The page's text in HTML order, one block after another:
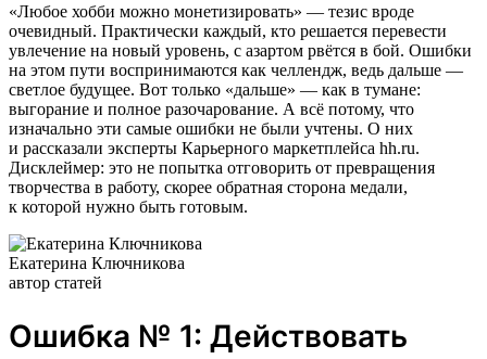
«Любое хобби можно монетизировать» — тезис вроде
очевидный. Практически каждый, кто решается перевести
увлечение на новый уровень, с азартом рвётся в бой. Ошибки
на этом пути воспринимаются как челлендж, ведь дальше —
светлое будущее. Вот только «дальше» — как в тумане:
выгорание и полное разочарование. А всё потому, что
изначально эти самые ошибки не были учтены. О них
и рассказали эксперты Карьерного маркетплейса hh.ru.
Дисклеймер: это не попытка отговорить от превращения
творчества в работу, скорее обратная сторона медали,
к которой нужно быть готовым.
Екатерина Ключникова
автор статей
Ошибка № 1: Действовать